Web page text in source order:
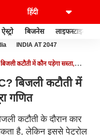
ऐस्ट्रो बिजनेस लाइफस्टाइल
INDIA AT 2047
कटौती में कौन पड़ेगा सस्ता,
बिजली कटौती में
गणित
कटौती के दौरान कार
है, लेकिन इससे पेट्रोल